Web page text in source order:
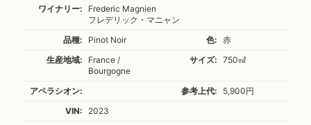
ワイナリー:
Frederic Magnien
フレデリック・マニャン
品種:
Pinot Noir 色:
赤
生産地域:
France /
Bourgogne
サイズ: 750㎖
アペラシオン: 参考上代:
5,900円
VIN:
2023